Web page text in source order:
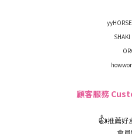
顧客服務
👍推薦好